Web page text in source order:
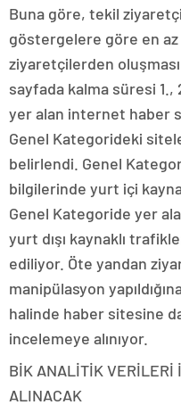
Buna göre, tekil
göstergelere göre en az
ziyaretçilerden
sayfada kalma süresi
yer alan internet haber
Genel Kategorideki
belirlendi. Genel
bilgilerinde yurt içi
Genel Kategoride yer
yurt dışı kaynaklı
ediliyor. Öte yandan
manipülasyon
halinde haber sitesine
incelemeye alınıyor.
BİK ANALİTİK VERİLERİ
ALINACAK